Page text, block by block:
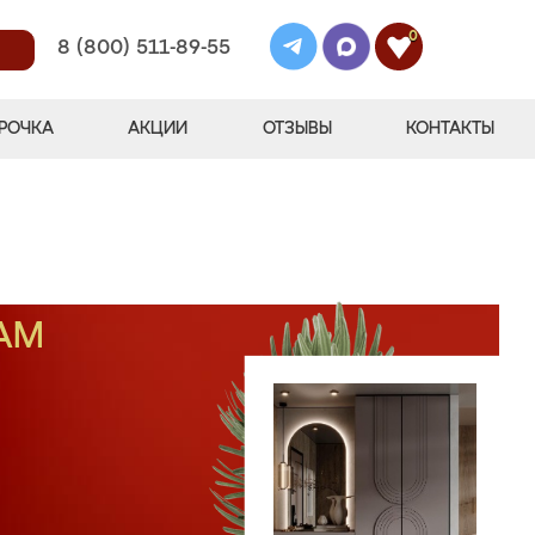
8 (800) 511-89-55
0
АКЦИИ ОТЗЫВЫ КОНТАКТЫ